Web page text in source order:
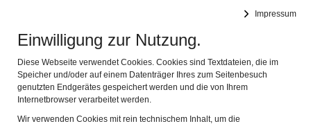
Impressum
Einwilligung zur Nutzung.
Diese Webseite verwendet Cookies. Cookies sind Textdateien, die im
Speicher und/oder auf einem Datenträger Ihres zum Seitenbesuch
genutzten Endgerätes gespeichert werden und die von Ihrem
Internetbrowser verarbeitet werden.
Wir verwenden Cookies mit rein technischem Inhalt, um die
Erklärung zur
Barrierefreiheit